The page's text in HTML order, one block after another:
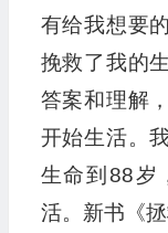
有给我想要
挽救了我的
答案和理解
开始生活。
生命到88岁
活。新书《